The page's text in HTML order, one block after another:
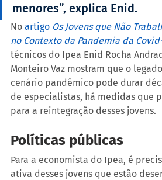
menores”, explica Enid.
No artigo Os Jovens que Não
no Contexto da Pandemia da
técnicos do Ipea Enid Rocha
Monteiro Vaz mostram que o
cenário pandêmico pode durar
de especialistas, há medidas que
para a reintegração desses jovens.
Políticas públicas
Para a economista do Ipea, é
ativa desses jovens que estão